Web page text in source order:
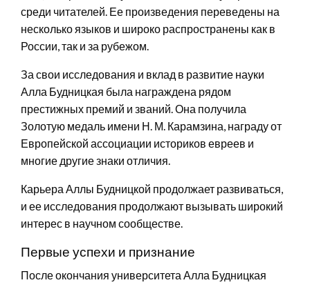
среди читателей. Ее произведения переведены на
несколько языков и широко распространены как в
России, так и за рубежом.
За свои исследования и вклад в развитие науки
Алла Будницкая была награждена рядом
престижных премий и званий. Она получила
Золотую медаль имени Н. М. Карамзина, награду от
Европейской ассоциации историков евреев и
многие другие знаки отличия.
Карьера Аллы Будницкой продолжает развиваться,
и ее исследования продолжают вызывать широкий
интерес в научном сообществе.
Первые успехи и признание
После окончания университета Алла Будницкая